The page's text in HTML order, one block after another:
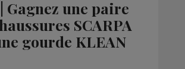
Gagnez une paire
SCARPA
gourde KLEAN